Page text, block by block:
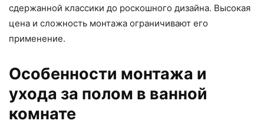
сдержанной классики до роскошного дизайна. Высокая
цена и сложность монтажа ограничивают его
применение.
Особенности монтажа и
ухода за полом в ванной
комнате